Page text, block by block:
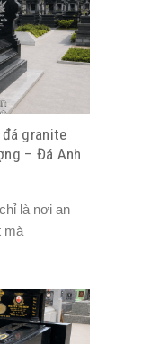
granite
– Đá Anh
là nơi an
mà